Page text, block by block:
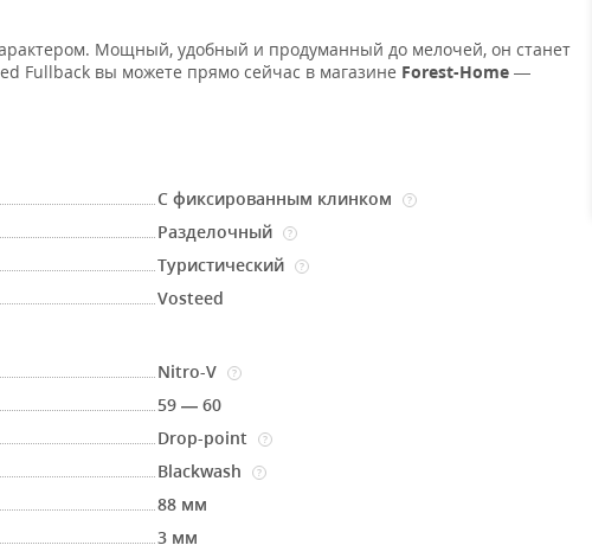
Мощный, удобный и продуманный до мелочей, он станет
Fullback вы можете прямо сейчас в магазине Forest-Home —
С фиксированным клинком ?
Разделочный ?
Туристический ?
Vosteed
Nitro-V ?
59 — 60
Drop-point ?
Blackwash ?
88 мм
3 мм